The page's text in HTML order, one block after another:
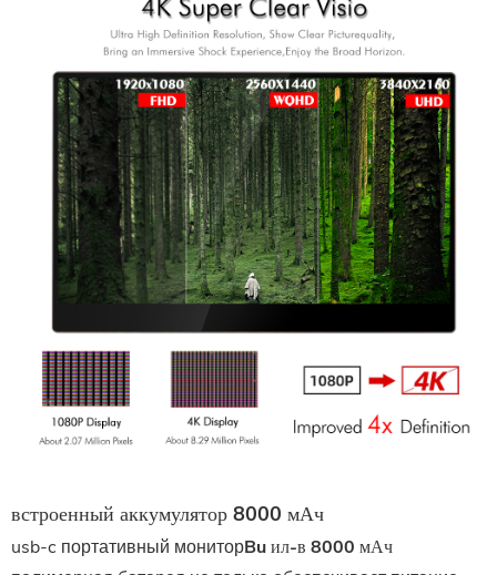
встроенный аккумулятор 8000 мАч
usb-c портативный мониторBuил-в 8000 мАч